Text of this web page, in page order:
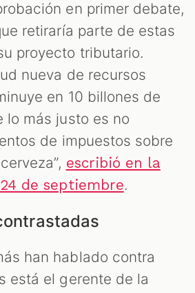
en primer debate,
retiraría parte de estas
proyecto tributario.
nueva de recursos
en 10 billones de
lo más justo es no
de impuestos sobre
escribió en la
de septiembre.
han hablado contra
está el gerente de la